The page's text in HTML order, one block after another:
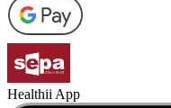
Healthii App